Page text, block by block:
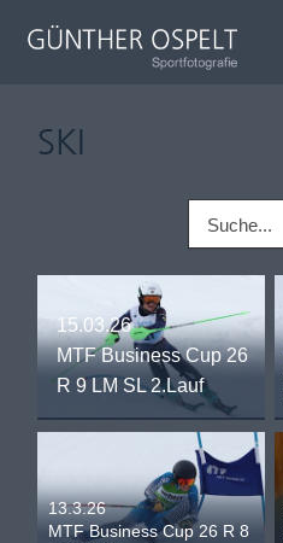
SKI
15.03.26
MTF Business Cup 26
R 9 LM SL 2.Lauf
13.3.26
MTF Business Cup 26 R 8